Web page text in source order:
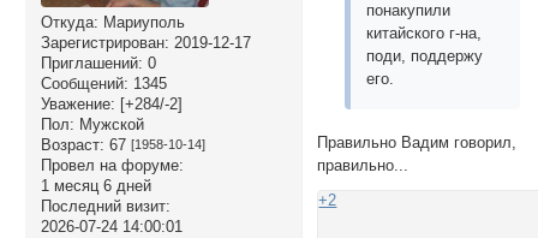
Откуда: Мариуполь
Зарегистрирован: 2019-12-17
Приглашений: 0
Сообщений: 1345
Уважение: [+284/-2]
Пол: Мужской
Возраст: 67 [1958-10-14]
Провел на форуме:
1 месяц 6 дней
Последний визит:
2026-07-24 14:00:01
понакупили
китайского г-на,
поди, поддержу
его.
Правильно Вадим говорил,
правильно...
+2